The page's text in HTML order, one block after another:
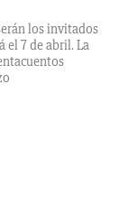
los invitados
el 7 de abril. La